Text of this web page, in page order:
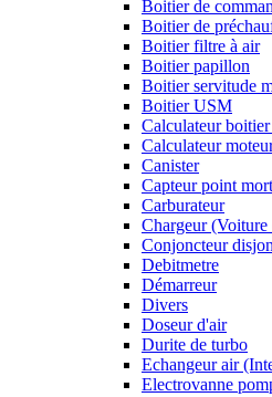
Boitier de
Boitier de
Boitier filtre à air
Boitier papillon
Boitier servitude
Boitier USM
Calculateur
Calculateur
Canister
Capteur point
Carburateur
Chargeur (Voiture
Conjoncteur
Debitmetre
Démarreur
Divers
Doseur d'air
Durite de turbo
Echangeur air
Electrovanne